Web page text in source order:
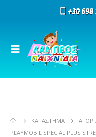
ΚΑΤΆΣΤΗΜΑ ΑΓΌΡΙ,
PLAYMOBIL SPECIAL PLUS